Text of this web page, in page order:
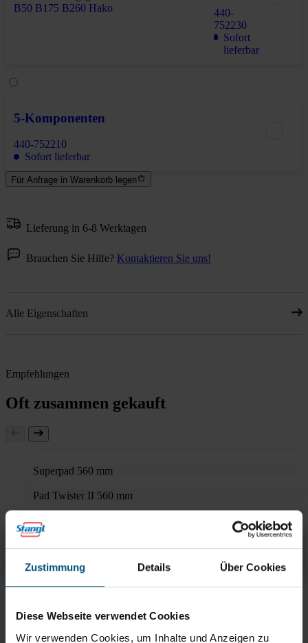
Zustimmung Details Über Cookies
Diese Webseite verwendet Cookies
Wir verwenden Cookies, um Inhalte und Anzeigen zu
440-
752230
Sofort
lieferbar
5-Komponenten
440-752210
Sofort lieferbar
Für Anfrage in Warenkorb legen
Lieferung in 6-8 Werktagen
Brauchen Sie Hilfe? Kontaktieren Sie uns!
Alle Eigenschaften
Empfehlungen
Oft zusammen gekauft
Superpad 560 mm
Pad Twister II 560 mm
Bürste 550mm AquaSafe